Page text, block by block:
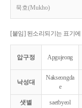
묵호(Mukho)
[붙임] 된소리되기는 표기
압구정 Apgujeong
낙성대
Nakseongda
e
샛별 saetbyeol